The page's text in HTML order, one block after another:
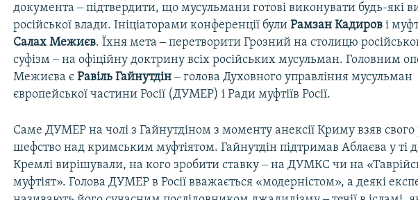
документа ‒ підтвердити, що мусульмани готові виконувати будь-які
російської влади. Ініціаторами конференції булиРамзан Кадиров і
Салах Межиєв. Їхня мета ‒ перетворити Грозний на столицю
суфізм ‒ на офіційну доктрину всіх російських мусульман. Головним
Межиєва єРавіль Гайнутдін‒ голова Духовного управління мусульман
європейської частини Росії (ДУМЕР) і Ради муфтіїв Росії.
Саме ДУМЕР на чолі з Гайнутдіном з моменту анексії Криму взяв свого
шефство над кримським муфтіятом. Гайнутдін підтримав Аблаєва у ті
Кремлі вирішували, на кого зробити ставку ‒ на ДУМКС чи на
муфтіят». Голова ДУМЕР в Росії вважається «модерністом», а деякі